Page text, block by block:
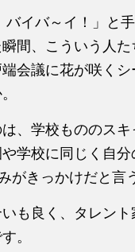
イバ～イ！」と
間、こういう人た
会議に花が咲くシ
、学校もののス
学校に同じく自
がきっかけだと言
も良く、タレン
。